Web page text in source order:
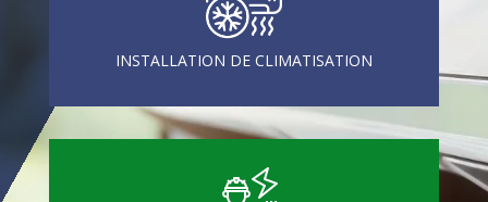
INSTALLATION DE CLIMATISATION